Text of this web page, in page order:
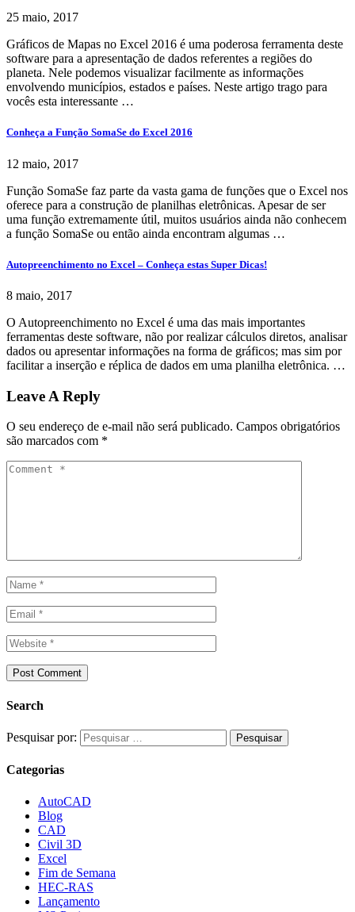
25 maio, 2017
Gráficos de Mapas no Excel 2016 é uma poderosa ferramenta deste
software para a apresentação de dados referentes a regiões do
planeta. Nele podemos visualizar facilmente as informações
envolvendo municípios, estados e países. Neste artigo trago para
vocês esta interessante …
Conheça a Função SomaSe do Excel 2016
12 maio, 2017
Função SomaSe faz parte da vasta gama de funções que o Excel nos
oferece para a construção de planilhas eletrônicas. Apesar de ser
uma função extremamente útil, muitos usuários ainda não conhecem
a função SomaSe ou então ainda encontram algumas …
Autopreenchimento no Excel – Conheça estas Super Dicas!
8 maio, 2017
O Autopreenchimento no Excel é uma das mais importantes
ferramentas deste software, não por realizar cálculos diretos, analisar
dados ou apresentar informações na forma de gráficos; mas sim por
facilitar a inserção e réplica de dados em uma planilha eletrônica. …
Leave A Reply
O seu endereço de e-mail não será publicado. Campos obrigatórios
são marcados com *
Search
Pesquisar por:
Categorias
AutoCAD
Blog
CAD
Civil 3D
Excel
Fim de Semana
HEC-RAS
Lançamento